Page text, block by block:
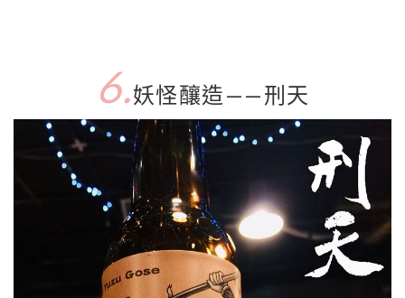
6.妖怪釀造——刑天